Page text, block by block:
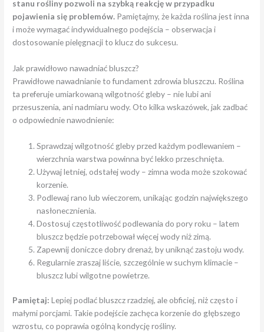
stanu rośliny pozwoli na szybką reakcję w przypadku
pojawienia się problemów. Pamiętajmy, że każda roślina jest inna
i może wymagać indywidualnego podejścia – obserwacja i
dostosowanie pielęgnacji to klucz do sukcesu.
Jak prawidłowo nawadniać bluszcz?
Prawidłowe nawadnianie to fundament zdrowia bluszczu. Roślina
ta preferuje umiarkowaną wilgotność gleby – nie lubi ani
przesuszenia, ani nadmiaru wody. Oto kilka wskazówek, jak zadbać
o odpowiednie nawodnienie:
Sprawdzaj wilgotność gleby przed każdym podlewaniem –
wierzchnia warstwa powinna być lekko przeschnięta.
Używaj letniej, odstałej wody – zimna woda może szokować
korzenie.
Podlewaj rano lub wieczorem, unikając godzin największego
nasłonecznienia.
Dostosuj częstotliwość podlewania do pory roku – latem
bluszcz będzie potrzebował więcej wody niż zimą.
Zapewnij doniczce dobry drenaż, by uniknąć zastoju wody.
Regularnie zraszaj liście, szczególnie w suchym klimacie –
bluszcz lubi wilgotne powietrze.
Pamiętaj: Lepiej podlać bluszcz rzadziej, ale obficiej, niż często i
małymi porcjami. Takie podejście zachęca korzenie do głębszego
wzrostu, co poprawia ogólną kondycję rośliny.